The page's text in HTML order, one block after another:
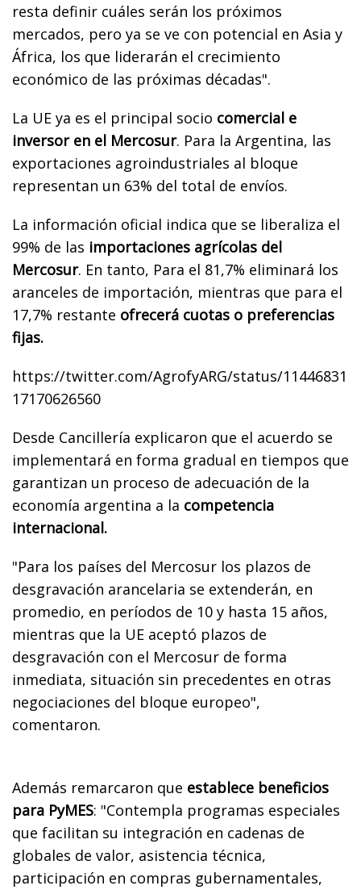
resta definir cuáles serán los próximos
mercados, pero ya se ve con potencial en Asia y
África, los que liderarán el crecimiento
económico de las próximas décadas".
La UE ya es el principal socio comercial e
inversor en el Mercosur. Para la Argentina, las
exportaciones agroindustriales al bloque
representan un 63% del total de envíos.
La información oficial indica que se liberaliza el
99% de las importaciones agrícolas del
Mercosur. En tanto, Para el 81,7% eliminará los
aranceles de importación, mientras que para el
17,7% restante ofrecerá cuotas o preferencias
fijas.
https://twitter.com/AgrofyARG/status/11446831
17170626560
Desde Cancillería explicaron que el acuerdo se
implementará en forma gradual en tiempos que
garantizan un proceso de adecuación de la
economía argentina a la competencia
internacional.
"Para los países del Mercosur los plazos de
desgravación arancelaria se extenderán, en
promedio, en períodos de 10 y hasta 15 años,
mientras que la UE aceptó plazos de
desgravación con el Mercosur de forma
inmediata, situación sin precedentes en otras
negociaciones del bloque europeo",
comentaron.
Además remarcaron que establece beneficios
para PyMES: "Contempla programas especiales
que facilitan su integración en cadenas de
globales de valor, asistencia técnica,
participación en compras gubernamentales,